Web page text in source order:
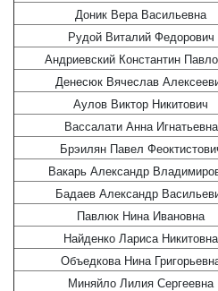
Доник Вера Васильевна
Рудой Виталий Федорович
Андриевский Константин
Денесюк Вячеслав
Аулов Виктор Никитович
Вассалати Анна Игнатьевна
Брэилян Павел
Вакарь Александр
Бадаев Александр
Павлюк Нина Ивановна
Найденко Лариса Никитовна
Объедкова Нина
Миняйло Лилия Сергеевна